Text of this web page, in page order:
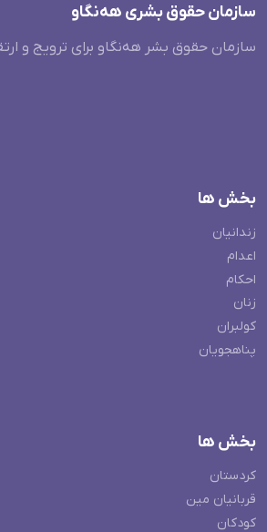
سازمان حقوق بشری هەنگاو
سازمان حقوق بشر هه‌نگاو برای ترویج و
بخش ها
زندانیان
اعدام
احکام
زنان
کولبران
پناهجویان
بخش ها
کردستان
قربانیان مین
کودکان